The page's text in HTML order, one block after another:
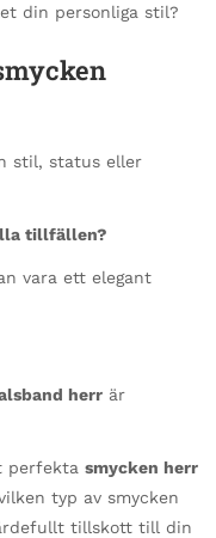
din personliga stil?
stil, status eller
tillfällen?
vara ett elegant
herr är
perfekta smycken herr
typ av smycken
tillskott till din